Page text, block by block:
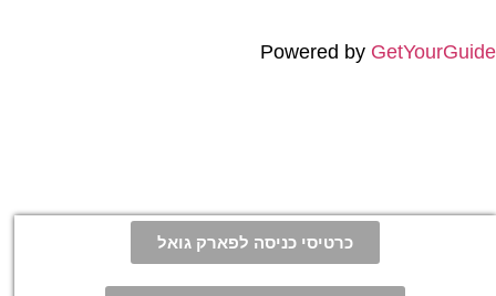
Powered by GetYourGuide
כרטיסי כניסה לפארק גואל